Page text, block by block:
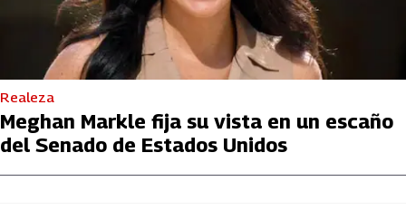
Realeza
Meghan Markle fija su vista en un escaño
del Senado de Estados Unidos